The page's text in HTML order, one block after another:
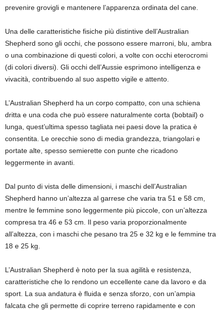
prevenire grovigli e mantenere l’apparenza ordinata del cane.
Una delle caratteristiche fisiche più distintive dell’Australian
Shepherd sono gli occhi, che possono essere marroni, blu, ambra
o una combinazione di questi colori, a volte con occhi eterocromi
(di colori diversi). Gli occhi dell’Aussie esprimono intelligenza e
vivacità, contribuendo al suo aspetto vigile e attento.
L’Australian Shepherd ha un corpo compatto, con una schiena
dritta e una coda che può essere naturalmente corta (bobtail) o
lunga, quest’ultima spesso tagliata nei paesi dove la pratica è
consentita. Le orecchie sono di media grandezza, triangolari e
portate alte, spesso semierette con punte che ricadono
leggermente in avanti.
Dal punto di vista delle dimensioni, i maschi dell’Australian
Shepherd hanno un’altezza al garrese che varia tra 51 e 58 cm,
mentre le femmine sono leggermente più piccole, con un’altezza
compresa tra 46 e 53 cm. Il peso varia proporzionalmente
all’altezza, con i maschi che pesano tra 25 e 32 kg e le femmine tra
18 e 25 kg.
L’Australian Shepherd è noto per la sua agilità e resistenza,
caratteristiche che lo rendono un eccellente cane da lavoro e da
sport. La sua andatura è fluida e senza sforzo, con un’ampia
falcata che gli permette di coprire terreno rapidamente e con